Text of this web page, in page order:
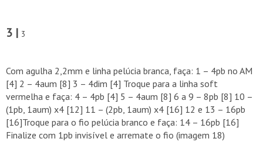
3 | 3
Com agulha 2,2mm e linha pelúcia branca, faça: 1 – 4pb no AM
[4] 2 – 4aum [8] 3 – 4dim [4] Troque para a linha soft
vermelha e faça: 4 – 4pb [4] 5 – 4aum [8] 6 a 9 – 8pb [8] 10 –
(1pb, 1aum) x4 [12] 11 – (2pb, 1aum) x4 [16] 12 e 13 – 16pb
[16]Troque para o fio pelúcia branco e faça: 14 – 16pb [16]
Finalize com 1pb invisível e arremate o fio (imagem 18)